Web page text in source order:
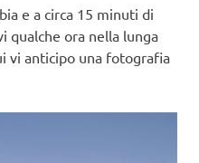
e a circa 15 minuti di
qualche ora nella lunga
vi anticipo una fotografia